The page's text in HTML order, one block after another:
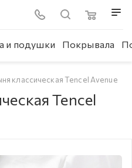
и подушки Покрывала
классическая Tencel Avenue
Tencel